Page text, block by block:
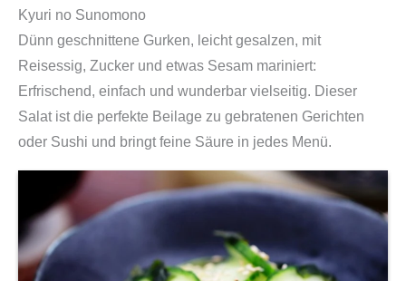
Kyuri no Sunomono
Dünn geschnittene Gurken, leicht gesalzen, mit
Reisessig, Zucker und etwas Sesam mariniert:
Erfrischend, einfach und wunderbar vielseitig. Dieser
Salat ist die perfekte Beilage zu gebratenen Gerichten
oder Sushi und bringt feine Säure in jedes Menü.